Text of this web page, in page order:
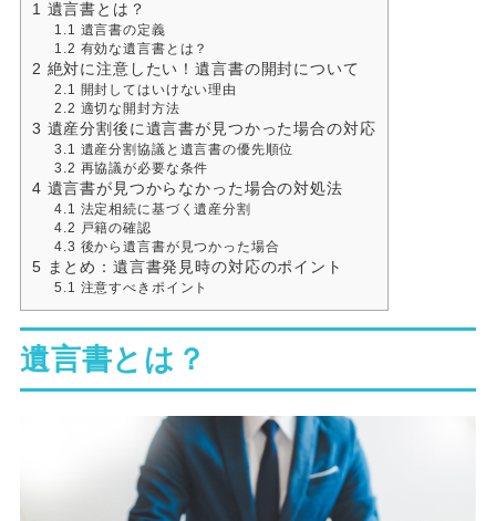
1 遺言書とは？
1.1 遺言書の定義
1.2 有効な遺言書とは？
2 絶対に注意したい！遺言書の開封について
2.1 開封してはいけない理由
2.2 適切な開封方法
3 遺産分割後に遺言書が見つかった場合の対応
3.1 遺産分割協議と遺言書の優先順位
3.2 再協議が必要な条件
4 遺言書が見つからなかった場合の対処法
4.1 法定相続に基づく遺産分割
4.2
戸籍の確認
4.3 後から遺言書が見つかった場合
5 まとめ：遺言書発見時の対応のポイント
5.1 注意すべきポイント
遺言書とは？